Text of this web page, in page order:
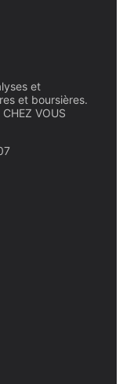
et
et boursières.
VOUS